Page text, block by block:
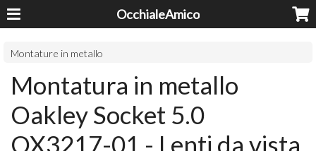
OcchialeAmico
Montature in metallo
Montatura in metallo
Oakley Socket 5.0
OX3217-01 - Lenti da vista